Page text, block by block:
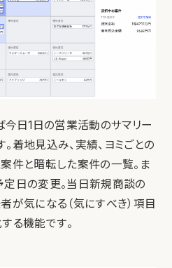
今日1日の営業活動のサマリー
着地見込み、実績、ヨミごとの
件と暗転した案件の一覧。ま
日の変更。当日新規商談の
が気になる（気にすべき）項目
る機能です。